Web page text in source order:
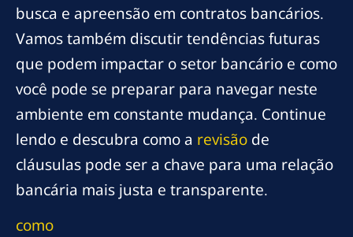
busca e apreensão em contratos bancários.
Vamos também discutir tendências futuras
que podem impactar o setor bancário e como
você pode se preparar para navegar neste
ambiente em constante mudança. Continue
lendo e descubra como a revisão de
cláusulas pode ser a chave para uma relação
bancária mais justa e transparente.
como